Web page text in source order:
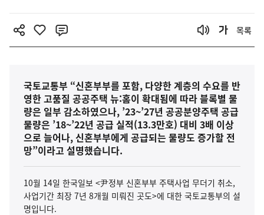
목록
국토교통부 “신혼부부를 포함, 다양한 계층의 수요를 반
영한 고품질 공공주택 뉴:홈이 확대됨에 따라 블록별 물
량은 일부 감소하였으나, ’23~’27년 공공분양주택 공급
물량은 ’18~’22년 공급 실적(13.3만호) 대비 3배 이상
으로 늘어나, 신혼부부에게 공급되는 물량도 증가할 전
망”이라고 설명했습니다.
10월 14일 한국일보 <尹정부 신혼부부 주택사업 무더기 취소,
사업기간 최장 7년 8개월 미뤄진 곳도>에 대한 국토교통부의 설
명입니다.